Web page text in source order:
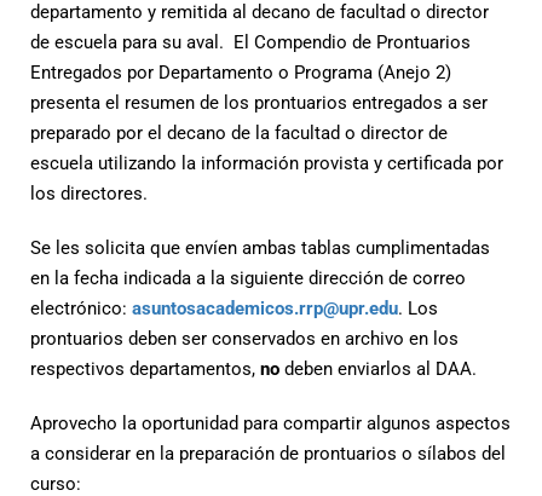
departamento y remitida al decano de facultad o director
de escuela para su aval. El Compendio de Prontuarios
Entregados por Departamento o Programa (Anejo 2)
presenta el resumen de los prontuarios entregados a ser
preparado por el decano de la facultad o director de
escuela utilizando la información provista y certificada por
los directores.
Se les solicita que envíen ambas tablas cumplimentadas
en la fecha indicada a la siguiente dirección de correo
electrónico: asuntosacademicos.rrp@upr.edu. Los
prontuarios deben ser conservados en archivo en los
respectivos departamentos, no deben enviarlos al DAA.
Aprovecho la oportunidad para compartir algunos aspectos
a considerar en la preparación de prontuarios o sílabos del
curso: